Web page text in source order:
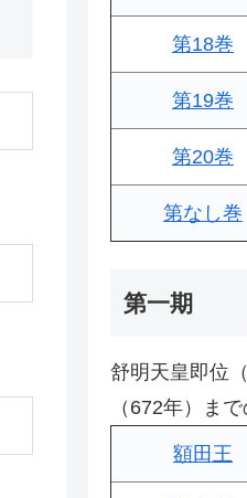
第18巻
第19巻
第20巻
第なし巻
第一期
舒明天皇即位
（672年）ま
額田王